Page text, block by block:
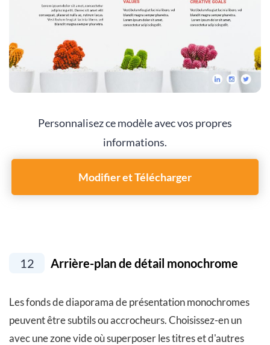
Personnalisez ce modèle avec vos propres
informations.
Modifier et Télécharger
12 Arrière-plan de détail monochrome
Les fonds de diaporama de présentation monochromes
peuvent être subtils ou accrocheurs. Choisissez-en un
avec une zone vide où superposer les titres et d'autres